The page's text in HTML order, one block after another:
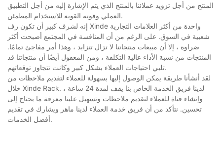
المنتج من أجل تزويد عملائنا بالمنتج الذي يتم الإشارة إليه من أجل التطبيق
العملي وقوته القوية للاستخدام المطمئن.
إنه لشرف كبير أن تكون رف Xinde واحدة من أكثر العلامات التجارية
شعبية في السوق. على الرغم من أن المنافسة في المجتمع أصبحت أكثر
ضراوة ، إلا أن مبيعات منتجاتنا لا تزال تتزايد ، وهذا أمر مفاجئ تمامًا.
المنتجات من نسبة الأداء عالية التكلفة ، ومن المعقول أيضًا أن منتجاتنا قد
تلبي احتياجات العملاء بشكل كبير وكانت تتجاوز توقعاتهم.
لقد أنشأنا طريقة يمكن الوصول إليها بسهولة للعملاء لتقديم ملاحظات من
خلال Xinde Rack. لدينا فريق الخدمة الخاص بنا يقف لمدة 24 ساعة ،
وإنشاء قناة للعملاء لتقديم ملاحظات وتسهيل علينا معرفة ما يحتاج إلى
تحسين. نتأكد من أن فريق خدمة العملاء لدينا ماهر ويشارك في تقديم
أفضل الخدمات.